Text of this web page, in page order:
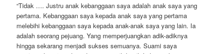
“Tidak …. Justru anak kebanggaan saya adalah anak saya yang
pertama. Kebanggaan saya kepada anak saya yang pertama
melebihi kebanggaan saya kepada anak-anak saya yang lain. Ia
adalah seorang pejuang. Yang memperjuangkan adik-adiknya
hingga sekarang menjadi sukses semuanya. Suami saya